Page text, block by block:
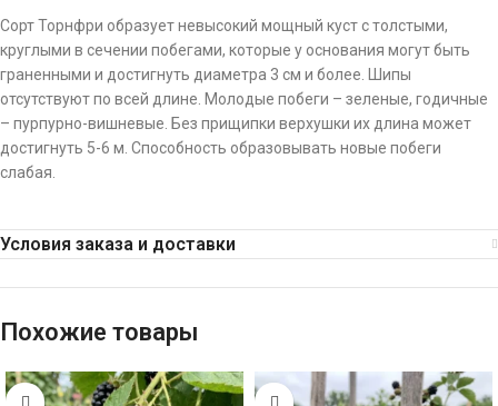
Сорт Торнфри образует невысокий мощный куст с толстыми,
круглыми в сечении побегами, которые у основания могут быть
граненными и достигнуть диаметра 3 см и более. Шипы
отсутствуют по всей длине. Молодые побеги – зеленые, годичные
– пурпурно-вишневые. Без прищипки верхушки их длина может
достигнуть 5-6 м. Способность образовывать новые побеги
слабая.
Условия заказа и доставки
Похожие товары